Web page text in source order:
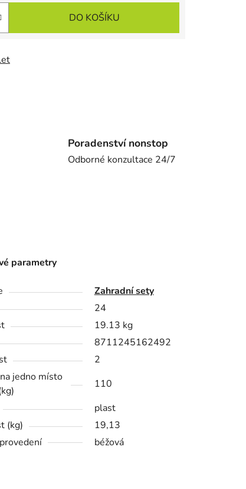
DO KOŠÍKU
Poradenství nonstop
Odborné konzultace 24/7
parametry
Zahradní sety
24
19.13 kg
8711245162492
2
jedno místo
110
plast
(kg)
19,13
béžová